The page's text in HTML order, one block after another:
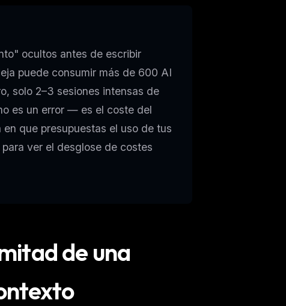
ocultos antes de escribir
puede consumir más de 600 AI
solo 2–3 sesiones intensas de
es un error — es el coste del
que presupuestas el uso de tus
para ver el desglose de costes
de una